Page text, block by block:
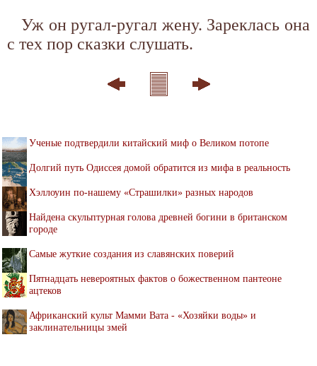
Уж он ругал-ругал жену. Зареклась она
с тех пор сказки слушать.
Ученые подтвердили китайский миф о Великом потопе
Долгий путь Одиссея домой обратится из мифа в реальность
Хэллоуин по-нашему «Страшилки» разных народов
Найдена скульптурная голова древней богини в британском
городе
Самые жуткие создания из славянских поверий
Пятнадцать невероятных фактов о божественном пантеоне
ацтеков
Африканский культ Мамми Вата - «Хозяйки воды» и
заклинательницы змей